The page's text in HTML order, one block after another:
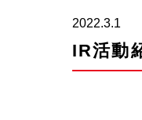
2022.3.1
IR活動